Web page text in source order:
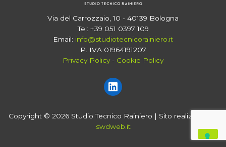
Via del Carrozzaio, 10 - 40139 Bologna
Tel: +39 051 0397 109
Email: info@studiotecnicorainiero.it
P. IVA 01964191207
Privacy Policy- Cookie Policy
Copyright © 2026 Studio Tecnico Rainiero | Sito realizzato da
swdweb.it